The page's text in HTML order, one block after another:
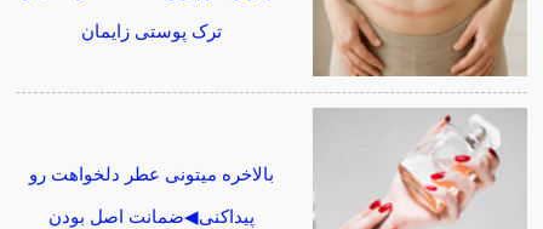
ترک پوستی زایمان
بالاخره میتونی عطر دلخواهت رو
پیداکنی◀ضمانت اصل بودن